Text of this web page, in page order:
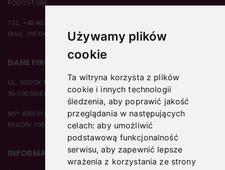
Używamy plików
cookie
Ta witryna korzysta z plików
cookie i innych technologii
śledzenia, aby poprawić jakość
przeglądania w następujących
celach:aby umożliwić
podstawową funkcjonalność
serwisu,aby zapewnić lepsze
wrażenia z korzystania ze strony
PODOSTORE
TEL. +48 602 537 894
MAIL. INFO@PODOSTORE.PL
DANE FIRMOWE
UL. WIDOK 15B
96-100 SKIERNIEWICE
NIP: 8361319313
REGON: 100297020
INFORMACJE